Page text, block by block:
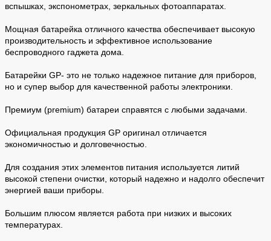
вспышках, экспонометрах, зеркальных фотоаппаратах.
Мощная батарейка отличного качества обеспечивает высокую
производительность и эффективное использование
беспроводного гаджета дома.
Батарейки GP- это не только надежное питание для приборов,
но и супер выбор для качественной работы электроники.
Премиум (premium) батареи справятся с любыми задачами.
Официальная продукция GP оригинал отличается
экономичностью и долговечностью.
Для создания этих элементов питания используется литий
высокой степени очистки, который надежно и надолго обеспечит
энергией ваши приборы.
Большим плюсом является работа при низких и высоких
температурах.